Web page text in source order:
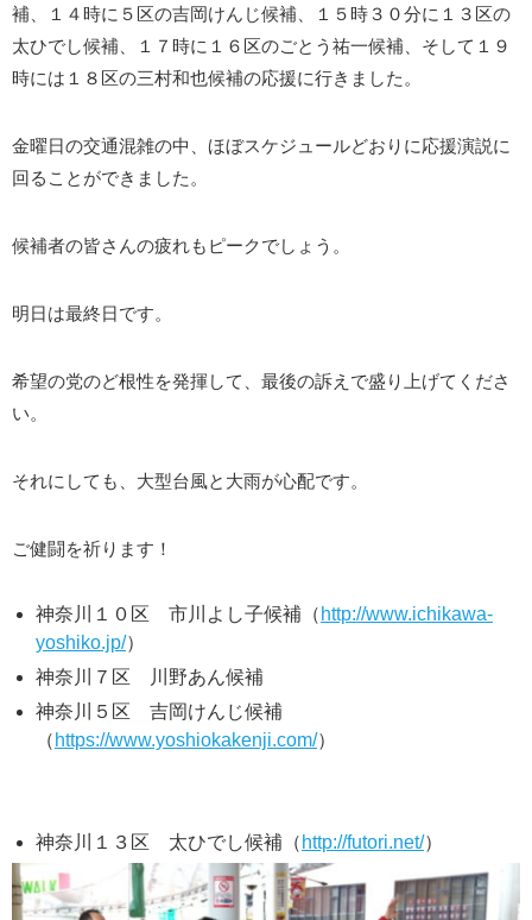
補、１４時に５区の吉岡けんじ候補、１５時３０分に１３区の
太ひでし候補、１７時に１６区のごとう祐一候補、そして１９
時には１８区の三村和也候補の応援に行きました。
金曜日の交通混雑の中、ほぼスケジュールどおりに応援演説に
回ることができました。
候補者の皆さんの疲れもピークでしょう。
明日は最終日です。
希望の党のど根性を発揮して、最後の訴えで盛り上げてくださ
い。
それにしても、大型台風と大雨が心配です。
ご健闘を祈ります！
神奈川１０区 市川よし子候補（ http://www.ichikawa-
yoshiko.jp/）
神奈川７区 川野あん候補
神奈川５区 吉岡けんじ候補
（ https://www.yoshiokakenji.com/）
神奈川１３区 太ひでし候補（ http://futori.net/）